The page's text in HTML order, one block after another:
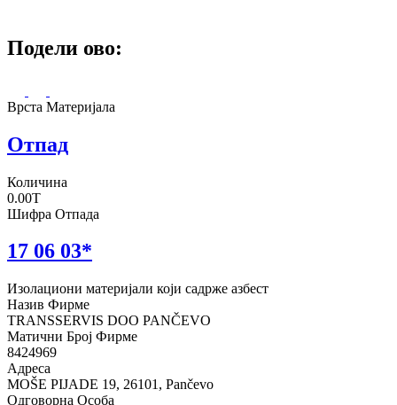
Подели ово:
Врста Материјала
Отпад
Количина
0.00T
Шифра Отпада
17 06 03*
Изолациони материјали који садрже азбест
Назив Фирме
TRANSSERVIS DOO PANČEVO
Матични Број Фирме
8424969
Адреса
MOŠE PIJADE 19, 26101, Pančevo
Одговорна Особа